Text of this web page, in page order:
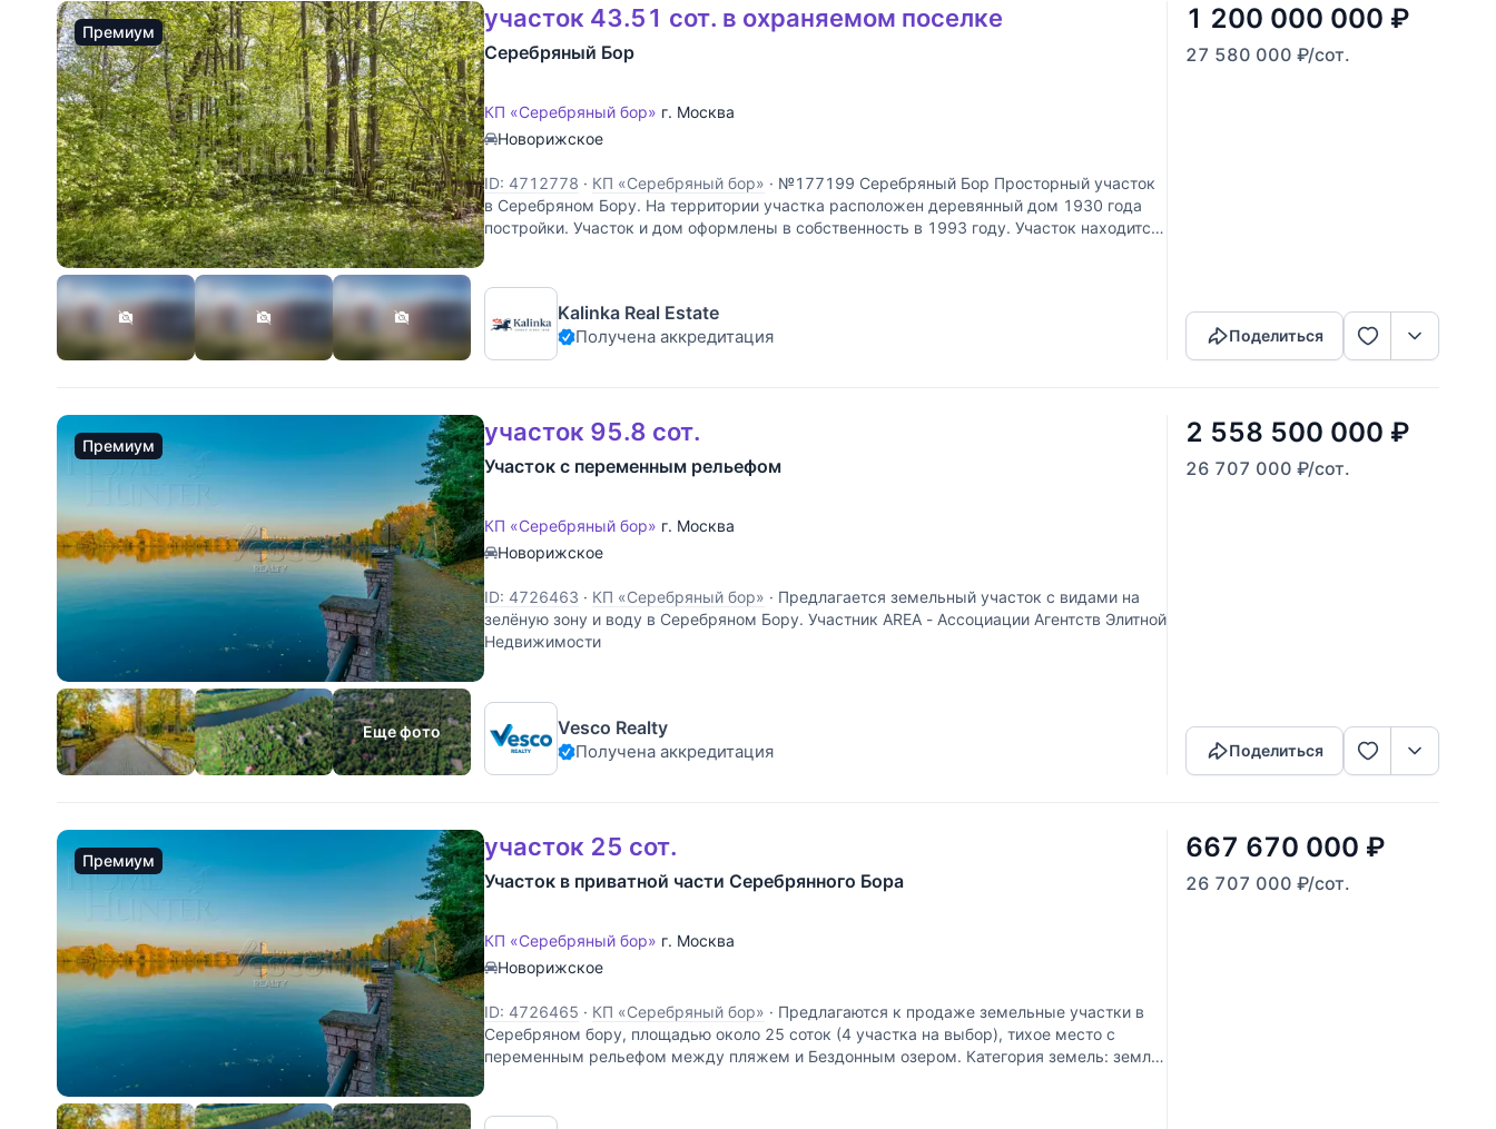
Премиум участок 43.51 сот. в охраняемом поселке
Серебряный Бор
КП «Серебряный бор» г. Москва
Новорижское
ID: 4712778 · КП «Серебряный бор» · №177199 Серебряный Бор Просторный участок
в Серебряном Бору. На территории участка расположен деревянный дом 1930 года
постройки. Участок и дом оформлены в собственность в 1993 году. Участок находится
Kalinka Real Estate
Получена аккредитация
1 200 000 000 ₽
27 580 000 ₽/сот.
Поделиться
Премиум
Еще фото
участок 95.8 сот.
Участок с переменным рельефом
КП «Серебряный бор» г. Москва
Новорижское
ID: 4726463 · КП «Серебряный бор» · Предлагается земельный участок с видами на
зелёную зону и воду в Серебряном Бору. Участник AREA - Ассоциации Агентств Элитной
Недвижимости
Vesco Realty
Получена аккредитация
2 558 500 000 ₽
26 707 000 ₽/сот.
Поделиться
Премиум участок 25 сот.
Участок в приватной части Серебрянного Бора
КП «Серебряный бор» г. Москва
Новорижское
ID: 4726465 · КП «Серебряный бор» · Предлагаются к продаже земельные участки в
Серебряном бору, площадью около 25 соток (4 участка на выбор), тихое место с
переменным рельефом между пляжем и Бездонным озером. Категория земель: земли
667 670 000 ₽
26 707 000 ₽/сот.